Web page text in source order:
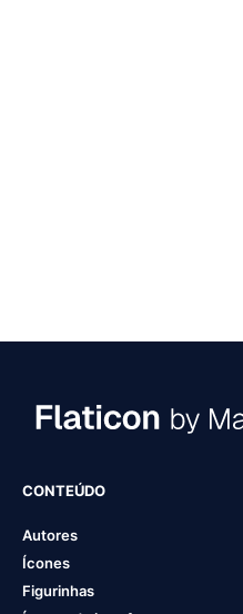
CONTEÚDO
Autores
Ícones
Figurinhas